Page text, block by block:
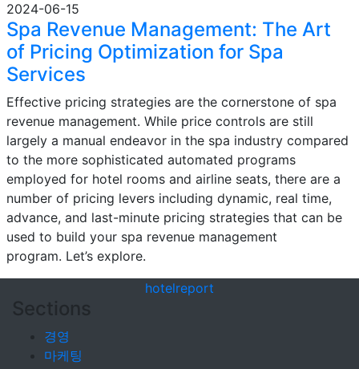
2024-06-15
Spa Revenue Management: The Art
of Pricing Optimization for Spa
Services
Effective pricing strategies are the cornerstone of spa
revenue management. While price controls are still
largely a manual endeavor in the spa industry compared
to the more sophisticated automated programs
employed for hotel rooms and airline seats, there are a
number of pricing levers including dynamic, real time,
advance, and last-minute pricing strategies that can be
used to build your spa revenue management
program. Let’s explore.
hotelreport
Sections
경영
마케팅